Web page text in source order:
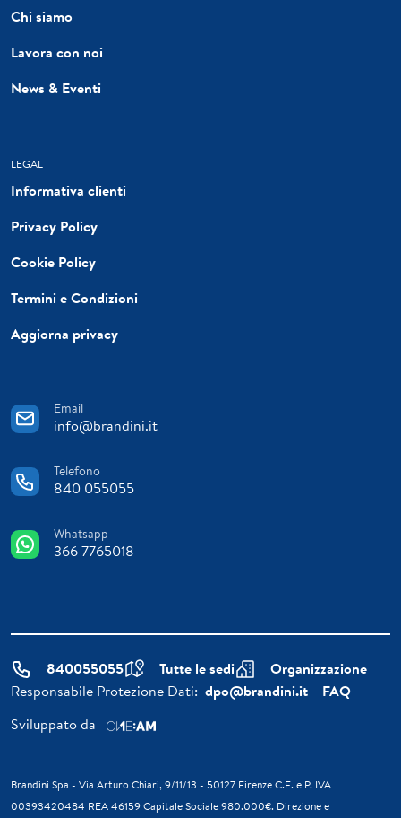
Chi siamo
Lavora con noi
News & Eventi
LEGAL
Informativa clienti
Privacy Policy
Cookie Policy
Termini e Condizioni
Aggiorna privacy
Email
info@brandini.it
Telefono
840 055055
Whatsapp
366 7765018
840055055 Tutte le sedi
Organizzazione
Responsabile Protezione Dati: dpo@brandini.it
FAQ
Sviluppato da
Brandini Spa - Via Arturo Chiari, 9/11/13 - 50127 Firenze C.F. e P. IVA
00393420484 REA 46159 Capitale Sociale 980.000€. Direzione e